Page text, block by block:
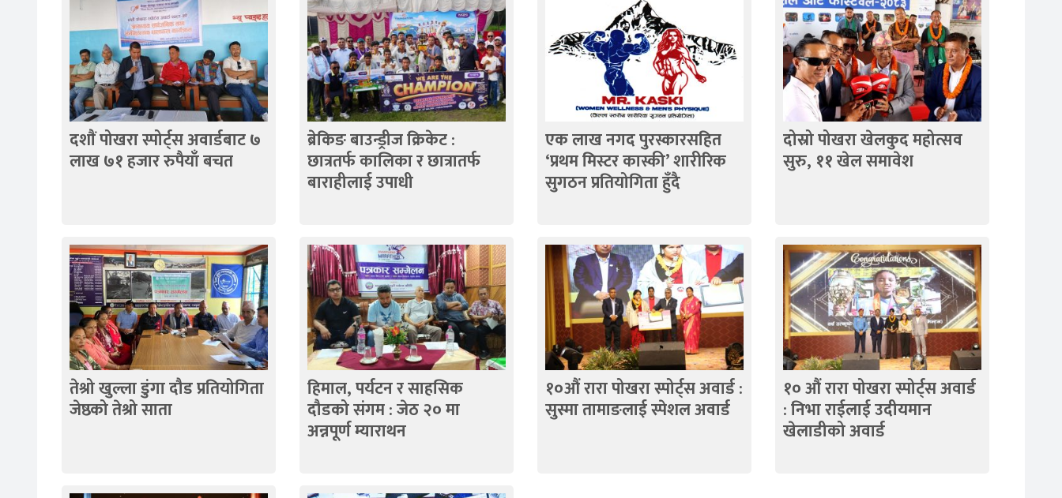
दशाैं पोखरा स्पोर्ट्स अवार्डबाट ७
लाख ७१ हजार रुपैयाँ बचत
ब्रेकिङ बाउन्ड्रीज क्रिकेट :
छात्रतर्फ कालिका र छात्रातर्फ
बाराहीलाई उपाधी
एक लाख नगद पुरस्कारसहित
‘प्रथम मिस्टर कास्की’ शारीरिक
सुगठन प्रतियोगिता हुँदै
दोस्रो पोखरा खेलकुद महोत्सव
सुरु, ११ खेल समावेश
तेश्रो खुल्ला डुंगा दौड प्रतियोगिता
जेष्ठको तेश्रो साता
हिमाल, पर्यटन र साहसिक
दौडको संगम : जेठ २० मा
अन्नपूर्ण म्याराथन
१०औं रारा पोखरा स्पोर्ट्स अवार्ड :
सुस्मा तामाङलाई स्पेशल अवार्ड
१० औं रारा पोखरा स्पोर्ट्स अवार्ड
: निभा राईलाई उदीयमान
खेलाडीको अवार्ड